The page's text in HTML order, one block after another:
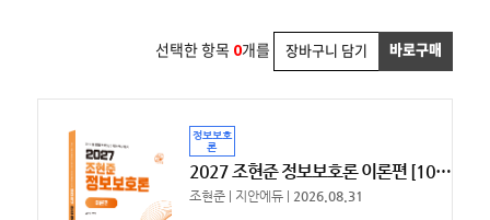
선택한 항목 0개를 장바구니 담기 바로구매
정보보호
론
2027 조현준 정보보호론 이론편 [10%할인]
조현준 | 지안에듀 | 2026.08.31